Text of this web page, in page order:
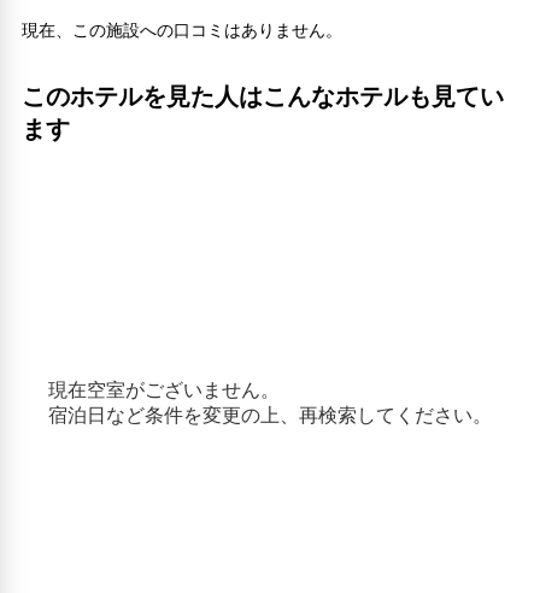
現在、この施設への口コミはありません。
このホテルを見た人はこんなホテルも見てい
ます